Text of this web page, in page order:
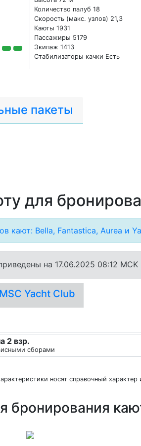
Количество палуб 18
Скорость (макс. узлов) 21,3
Каюты 1931
Пассажиры 5179
Экипаж 1413
Стабилизаторы качки Есть
пакеты
для
кают: Bella, Fantastica, Aurea и
на 17.06.2025 08:12 MCK
MSC Yacht Club
2 взр.
сборами
носят справочный характер
бронирования